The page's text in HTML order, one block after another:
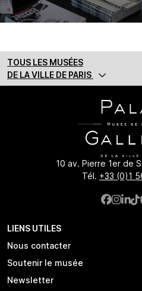
TOUS LES MUSÉES
DE LA VILLE DE PARIS
10 av. Pierre 1er de
Tél. +33 (0)1
LIENS UTILES
Nous contacter
Soutenir le musée
Newsletter